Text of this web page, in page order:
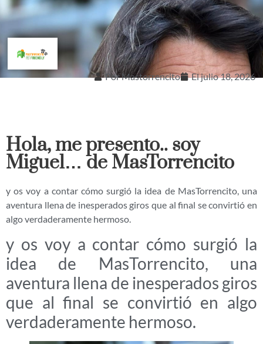
PorMastorrencito Eljulio 18, 2026
Hola, me presento.. soy
Miguel… de MasTorrencito
y os voy a contar cómo surgió la idea de MasTorrencito, una
aventura llena de inesperados giros que al final se convirtió en
algo verdaderamente hermoso.
y os voy a contar cómo surgió la
idea de MasTorrencito, una
aventura llena de inesperados giros
que al final se convirtió en algo
verdaderamente hermoso.